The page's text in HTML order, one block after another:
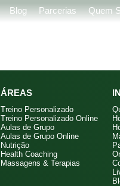
Blog Parcerias Quem
ÁREAS
Treino Personalizado
Treino Personalizado Online
Aulas de Grupo
Aulas de Grupo Online
Nutrição
Health Coaching
Massagens & Terapias